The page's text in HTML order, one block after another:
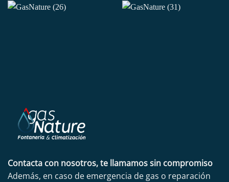
Contacta con nosotros, te llamamos sin compromiso
Además, en caso de emergencia de gas o reparación